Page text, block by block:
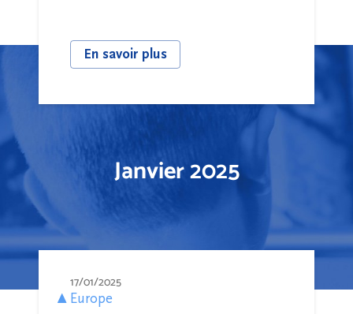
En savoir plus
Janvier 2025
17/01/2025
Europe